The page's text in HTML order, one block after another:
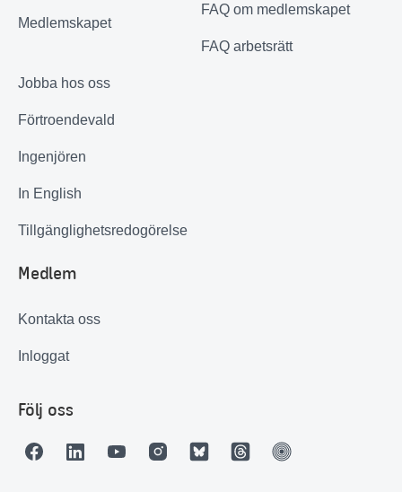
Medlemskapet
FAQ om medlemskapet
FAQ arbetsrätt
Jobba hos oss
Förtroendevald
Ingenjören
In English
Tillgänglighetsredogörelse
Medlem
Kontakta oss
Inloggat
Följ oss